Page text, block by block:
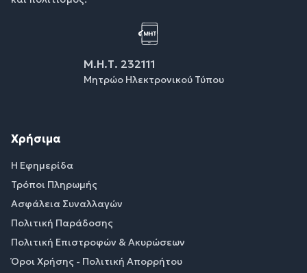
Μ.Η.Τ. 232111
Μητρώο Ηλεκτρονικού Τύπου
Χρήσιμα
Η Εφημερίδα
Τρόποι Πληρωμής
Ασφάλεια Συναλλαγών
Πολιτική Παράδοσης
Πολιτική Επιστροφών & Ακυρώσεων
Όροι Χρήσης - Πολιτική Απορρήτου